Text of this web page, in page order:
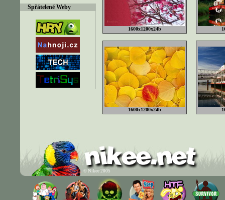
Spřátelené Weby
1600x1200x24b
1600x1200x24b
© Nikee 2005